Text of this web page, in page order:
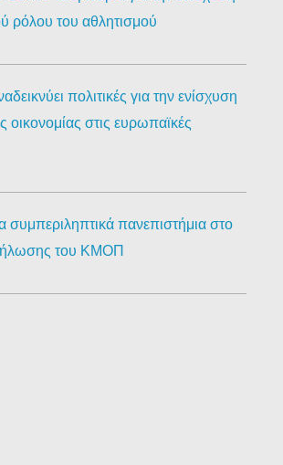
ρόλου του αθλητισμού
πολιτικές για την ενίσχυση
οικονομίας στις ευρωπαϊκές
συμπεριληπτικά πανεπιστήμια στο
του ΚΜΟΠ